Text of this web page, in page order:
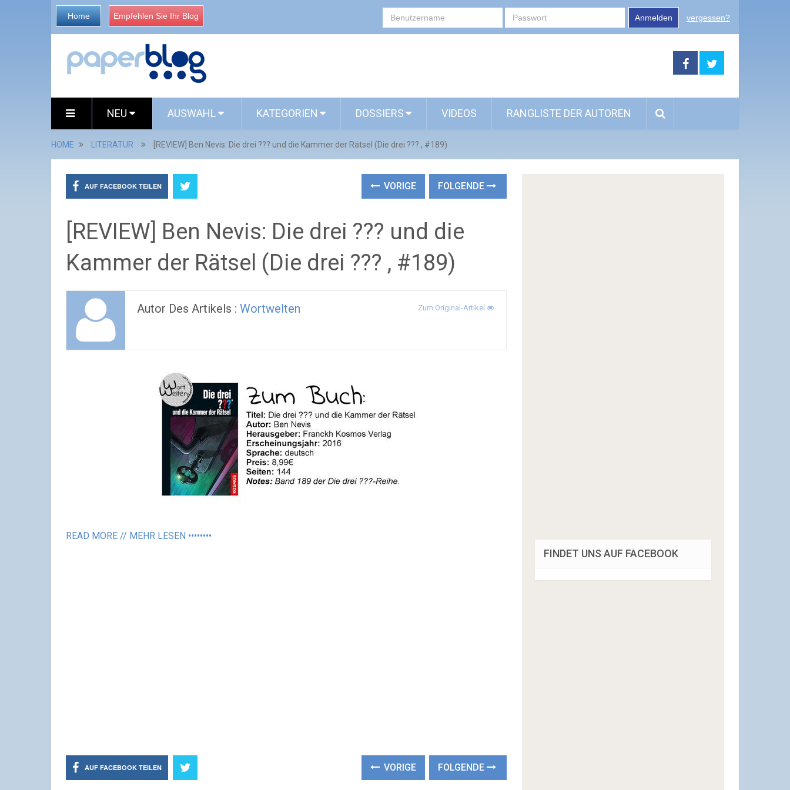
Home Empfehlen Sie Ihr Blog Anmelden vergessen?
NEU AUSWAHL KATEGORIEN DOSSIERS VIDEOS RANGLISTE DER AUTOREN
HOME LITERATUR [REVIEW] Ben Nevis: Die drei ??? und die Kammer der Rätsel (Die drei ??? , #189)
AUF FACEBOOK TEILEN VORIGE FOLGENDE
[REVIEW] Ben Nevis: Die drei ??? und die
Kammer der Rätsel (Die drei ??? , #189)
Autor Des Artikels : Wortwelten Zum Original-Artikel
READ MORE // MEHR LESEN ••••••••
AUF FACEBOOK TEILEN VORIGE FOLGENDE
FINDET UNS AUF FACEBOOK